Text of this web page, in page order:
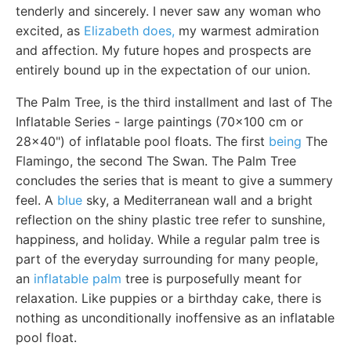
tenderly and sincerely. I never saw any woman who
excited, as Elizabeth does, my warmest admiration
and affection. My future hopes and prospects are
entirely bound up in the expectation of our union.
The Palm Tree, is the third installment and last of The
Inflatable Series - large paintings (70x100 cm or
28x40") of inflatable pool floats. The first being The
Flamingo, the second The Swan. The Palm Tree
concludes the series that is meant to give a summery
feel. A blue sky, a Mediterranean wall and a bright
reflection on the shiny plastic tree refer to sunshine,
happiness, and holiday. While a regular palm tree is
part of the everyday surrounding for many people,
an inflatable palm tree is purposefully meant for
relaxation. Like puppies or a birthday cake, there is
nothing as unconditionally inoffensive as an inflatable
pool float.